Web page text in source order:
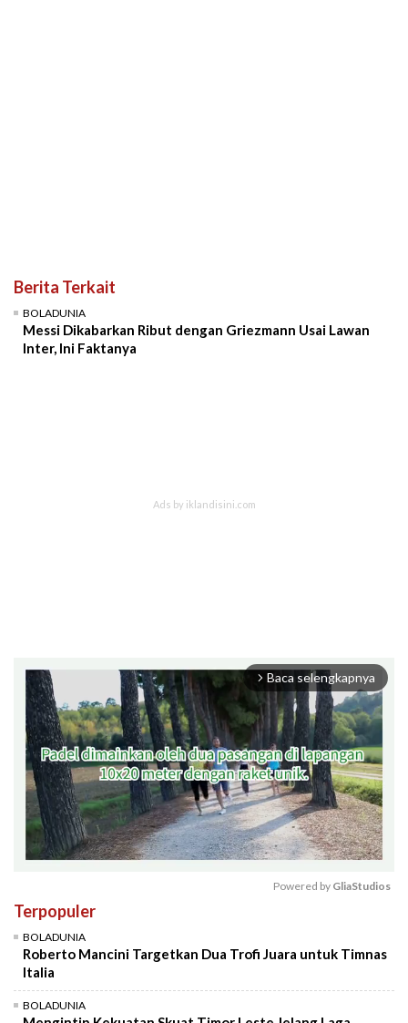
Berita Terkait
BOLADUNIA
Messi Dikabarkan Ribut dengan Griezmann Usai Lawan
Inter, Ini Faktanya
arrow_forward_ios Baca selengkapnya
Powered by GliaStudios
Terpopuler
BOLADUNIA
Roberto Mancini Targetkan Dua Trofi Juara untuk Timnas
Italia
BOLADUNIA